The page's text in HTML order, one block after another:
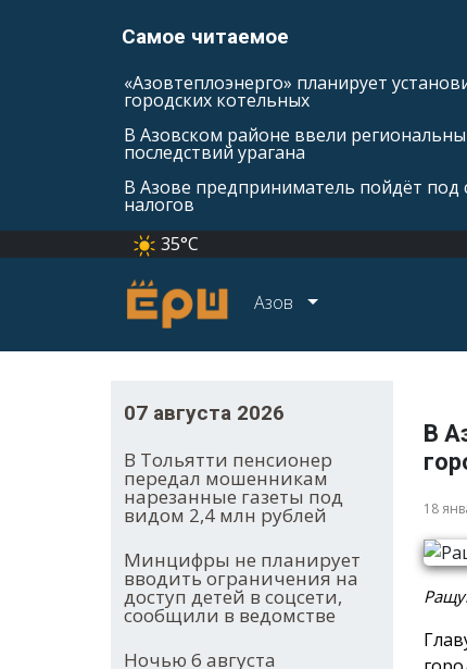
Самое читаемое
«Азовтеплоэнерго» планирует
городских котельных
В Азовском районе ввели
последствий урагана
В Азове предприниматель пойдёт под
налогов
35°C
Азов
07 августа 2026
В Тольятти пенсионер
передал мошенникам
нарезанные газеты под
видом 2,4 млн рублей
Минцифры не планирует
вводить ограничения на
доступ детей в соцсети,
сообщили в ведомстве
Ночью 6 августа
В
18